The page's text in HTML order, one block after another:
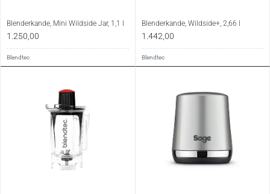
Blenderkande, Mini Wildside Jar, 1,1 l
1.250,00
Blendtec
Blenderkande, Wildside+, 2,66 l
1.442,00
Blendtec